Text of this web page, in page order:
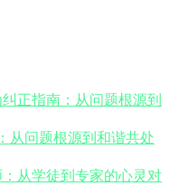
从问题根源到和谐共处